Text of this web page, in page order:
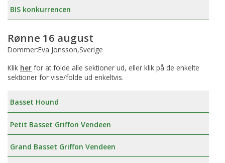
BIS konkurrencen
Rønne 16 august
Dommer:Eva Jönsson,Sverige
Klik her for at folde alle sektioner ud, eller klik på de enkelte
sektioner for vise/folde ud enkeltvis.
Basset Hound
Petit Basset Griffon Vendeen
Grand Basset Griffon Vendeen